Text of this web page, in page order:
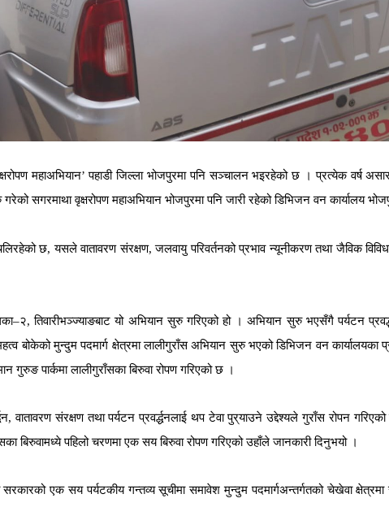
महाअभियान’पहाडी जिल्ला भोजपुरमा पनि सञ्चालन भइरहेको छ । प्रत्येक वर्ष
गरेको सगरमाथा वृक्षरोपण महाअभियान भोजपुरमा पनि जारी रहेको डिभिजन वन कार्यालय
छ,यसले वातावरण संरक्षण,जलवायु परिवर्तनको प्रभाव न्यूनीकरण तथा जैविक
–२,तिवारीभञ्ज्याङबाट यो अभियान सुरु गरिएको हो । अभियान सुरु भएसँगै पर्यटन
बोकेको मुन्दुम पदमार्ग क्षेत्रमा लालीगुराँस अभियान सुरु भएको डिभिजन वन कार्यालयका
गुरुङ पार्कमा लालीगुराँसका बिरुवा रोपण गरिएको छ ।
,वातावरण संरक्षण तथा पर्यटन प्रवर्द्धनलाई थप टेवा पुर्याउने उद्देश्यले गुराँस रोपन गरिएको
बिरुवामध्ये पहिलो चरणमा एक सय बिरुवा रोपण गरिएको उहाँले जानकारी दिनुभयो ।
सरकारको एक सय पर्यटकीय गन्तव्य सूचीमा समावेश मुन्दुम पदमार्गअन्तर्गतको चेखेवा क्षेत्रमा